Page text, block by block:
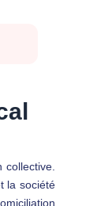
la société